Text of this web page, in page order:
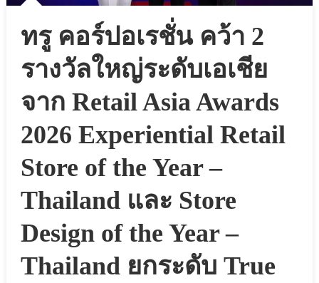
ทรู คอร์ปอเรชั่น คว้า 2
รางวัลใหญ่ระดับเอเชีย
จาก Retail Asia Awards
2026 Experiential Retail
Store of the Year –
Thailand และ Store
Design of the Year –
Thailand ยกระดับ True